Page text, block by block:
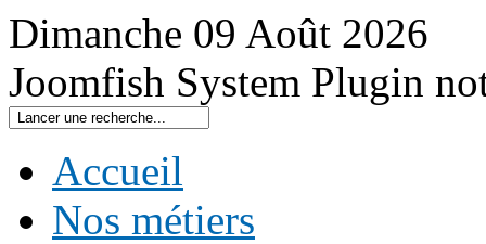
Dimanche 09 Août 2026
Joomfish System Plugin
Accueil
Nos métiers